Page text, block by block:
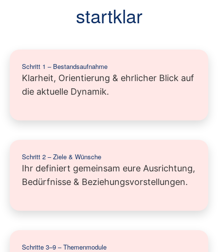
startklar
Schritt 1 – Bestandsaufnahme
Klarheit, Orientierung & ehrlicher Blick auf
die aktuelle Dynamik.
Schritt 2 – Ziele & Wünsche
Ihr definiert gemeinsam eure Ausrichtung,
Bedürfnisse & Beziehungsvorstellungen.
Schritte 3–9 – Themenmodule